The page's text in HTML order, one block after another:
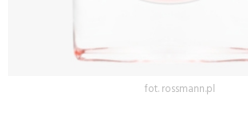
fot. rossmann.pl